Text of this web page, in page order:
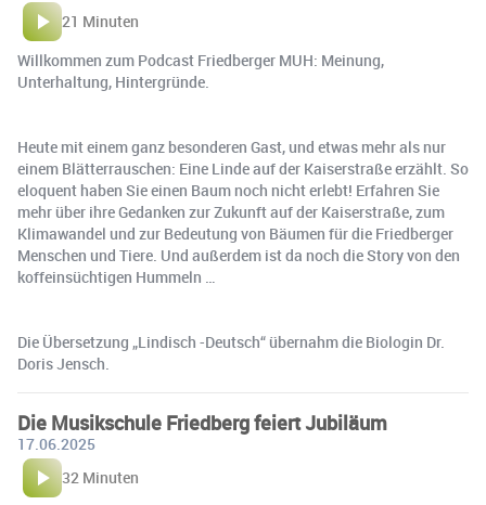
21 Minuten
Willkommen zum Podcast Friedberger MUH: Meinung,
Unterhaltung, Hintergründe.
Heute mit einem ganz besonderen Gast, und etwas mehr als nur
einem Blätterrauschen: Eine Linde auf der Kaiserstraße erzählt. So
eloquent haben Sie einen Baum noch nicht erlebt! Erfahren Sie
mehr über ihre Gedanken zur Zukunft auf der Kaiserstraße, zum
Klimawandel und zur Bedeutung von Bäumen für die Friedberger
Menschen und Tiere. Und außerdem ist da noch die Story von den
koffeinsüchtigen Hummeln …
Die Übersetzung „Lindisch -Deutsch“ übernahm die Biologin Dr.
Doris Jensch.
Die Musikschule Friedberg feiert Jubiläum
17.06.2025
32 Minuten